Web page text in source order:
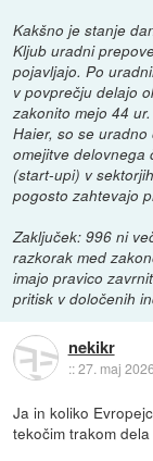
Kakšno je stanje
Kljub uradni
pojavljajo. Po
v povprečju delajo
zakonito mejo 44
Haier, so se
omejitve delovnega
(start-upi) v
pogosto zahtevajo
Zaključek: 996 ni
razkorak med
imajo pravico
pritisk v določenih
nekikr
::27. maj
Ja in koliko
tekočim trakom